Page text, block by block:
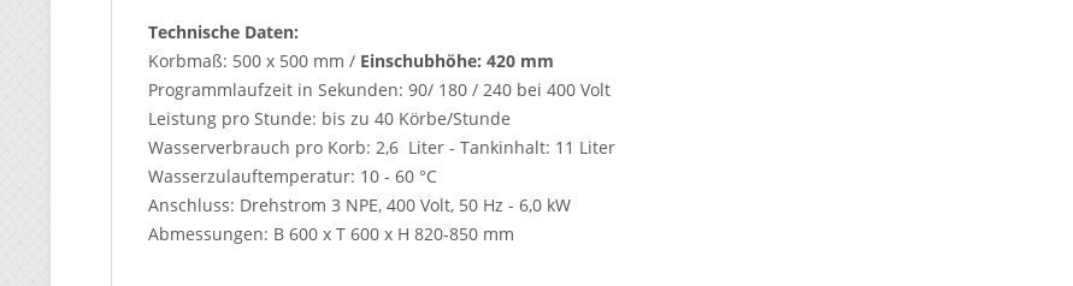
Technische Daten:
Korbmaß: 500 x 500 mm / Einschubhöhe: 420 mm
Programmlaufzeit in Sekunden: 90/ 180 / 240 bei 400 Volt
Leistung pro Stunde: bis zu 40 Körbe/Stunde
Wasserverbrauch pro Korb: 2,6 Liter - Tankinhalt: 11 Liter
Wasserzulauftemperatur: 10 - 60 °C
Anschluss: Drehstrom 3 NPE, 400 Volt, 50 Hz - 6,0 kW
Abmessungen: B 600 x T 600 x H 820-850 mm